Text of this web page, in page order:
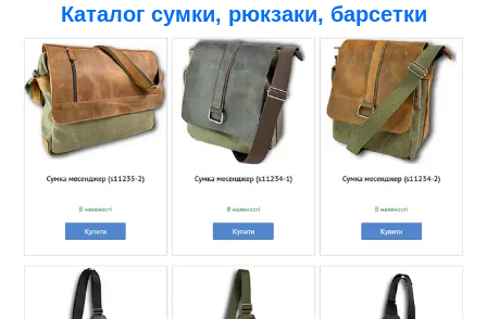
Каталог сумки, рюкзаки, барсетки